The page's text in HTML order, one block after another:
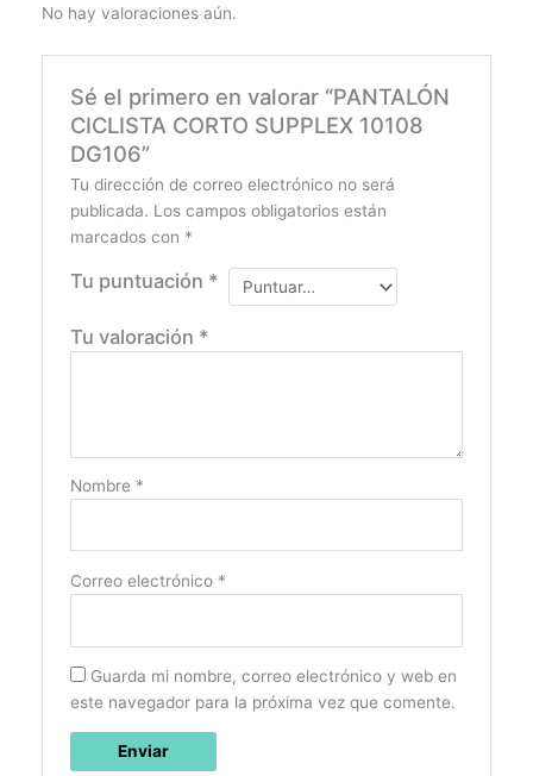
No hay valoraciones aún.
Sé el primero en valorar “PANTALÓN
CICLISTA CORTO SUPPLEX 10108
DG106”
Tu dirección de correo electrónico no será
publicada. Los campos obligatorios están
marcados con *
Tu puntuación *
Tu valoración *
Nombre *
Correo electrónico *
Guarda mi nombre, correo electrónico y web en
este navegador para la próxima vez que comente.